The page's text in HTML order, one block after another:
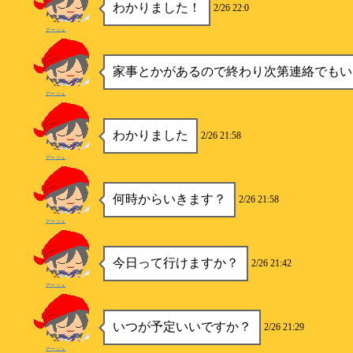
わかりました！ 2/26 22:0
アージュ
家事とかがあるので終わり次第連絡でも
アージュ
わかりました 2/26 21:58
アージュ
何時からいきます？ 2/26 21:58
アージュ
今日って行けますか？ 2/26 21:42
アージュ
いつが予定いいですか？ 2/26 21:29
アージュ